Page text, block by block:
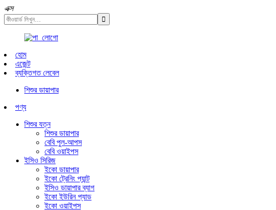
এক্স
হোম
এজেন্ট
ব্যক্তিগত লেবেল
শিশুর ডায়াপার
পণ্য
শিশুর যত্ন
শিশুর ডায়াপার
বেবি পুল-আপস
বেবি ওয়াইপস
ইসিও সিরিজ
ইকো ডায়াপার
ইকো ট্রেনিং প্যান্ট
ইসিও ডায়াপার ব্যাগ
ইকো ইউরিন প্যাড
ইকো ওয়াইপস